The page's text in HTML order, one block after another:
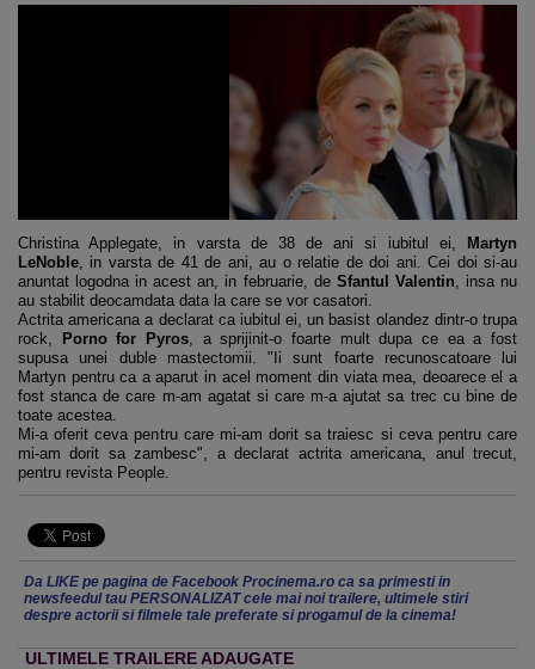
Christina Applegate, in varsta de 38 de ani si iubitul ei,
Martyn
LeNoble, in varsta de 41 de ani, au o relatie de doi ani. Cei doi si-au
anuntat logodna in acest an, in februarie, de Sfantul Valentin, insa nu
au stabilit deocamdata data la care se vor casatori.
Actrita americana a declarat ca iubitul ei, un basist olandez dintr-o trupa
rock,
Porno for Pyros, a sprijinit-o foarte mult dupa ce ea a fost
supusa unei duble mastectomii. "Ii sunt foarte recunoscatoare lui
Martyn pentru ca a aparut in acel moment din viata mea, deoarece el a
fost stanca de care m-am agatat si care m-a ajutat sa trec cu bine de
toate acestea.
Mi-a oferit ceva pentru care mi-am dorit sa traiesc si ceva pentru care
mi-am dorit sa zambesc", a declarat actrita americana, anul trecut,
pentru revista People.
Da LIKE pe pagina de Facebook Procinema.ro ca sa primesti in
newsfeedul tau PERSONALIZAT cele mai noi trailere, ultimele stiri
despre actorii si filmele tale preferate si progamul de la cinema!
ULTIMELE TRAILERE ADAUGATE